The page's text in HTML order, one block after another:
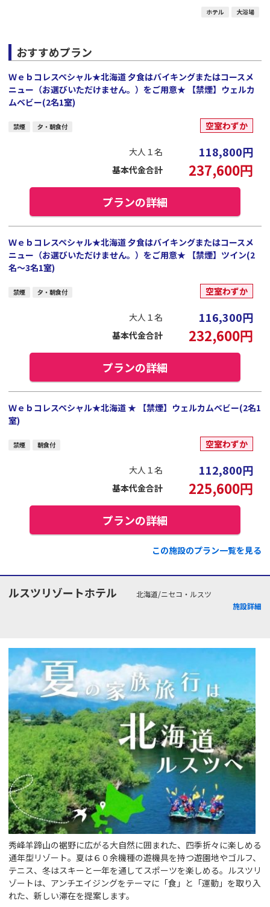
ホテル 大浴場
おすすめプラン
Ｗｅｂコレスペシャル★北海道 夕食はバイキングまたはコースメ
ニュー（お選びいただけません。）をご用意★ 【禁煙】ウェルカ
ムベビー(2名1室)
禁煙 夕・朝食付 空室わずか
大人１名 118,800円
基本代金合計 237,600円
プランの詳細
Ｗｅｂコレスペシャル★北海道 夕食はバイキングまたはコースメ
ニュー（お選びいただけません。）をご用意★ 【禁煙】ツイン(2
名～3名1室)
禁煙 夕・朝食付 空室わずか
大人１名 116,300円
基本代金合計 232,600円
プランの詳細
Ｗｅｂコレスペシャル★北海道 ★ 【禁煙】ウェルカムベビー(2名1
室)
禁煙 朝食付 空室わずか
大人１名 112,800円
基本代金合計 225,600円
プランの詳細
この施設のプラン一覧を見る
ルスツリゾートホテル
北海道/ニセコ・ルスツ
施設詳細
秀峰羊蹄山の裾野に広がる大自然に囲まれた、四季折々に楽しめる
通年型リゾート。夏は６０余機種の遊機具を持つ遊園地やゴルフ、
テニス、冬はスキーと一年を通してスポーツを楽しめる。ルスツリ
ゾートは、アンチエイジングをテーマに「食」と「運動」を取り入
れた、新しい滞在を提案します。